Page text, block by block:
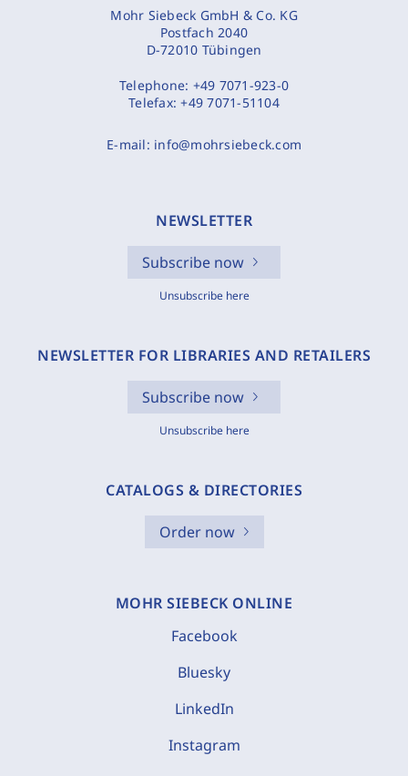
Mohr Siebeck GmbH & Co. KG
Postfach 2040
D-72010 Tübingen
Telephone: +49 7071-923-0
Telefax:+49 7071-51104
E-mail: info@mohrsiebeck.com
NEWSLETTER
Subscribe now
Unsubscribe here
NEWSLETTER FOR LIBRARIES AND RETAILERS
Subscribe now
Unsubscribe here
CATALOGS & DIRECTORIES
Order now
MOHR SIEBECK ONLINE
Facebook
Bluesky
LinkedIn
Instagram